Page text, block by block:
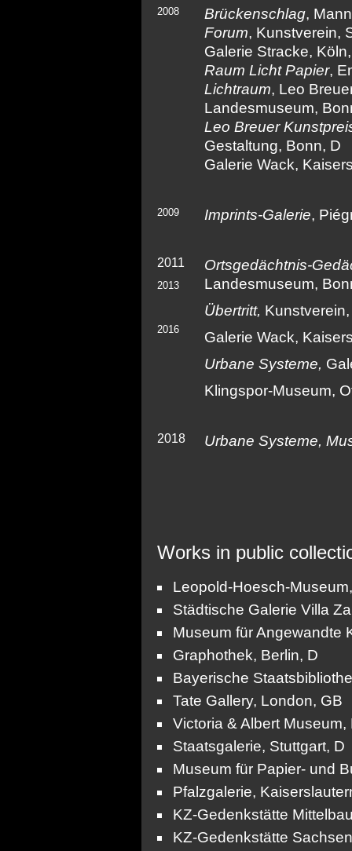
2008 Brückenschlag,
Forum, Kunstverein,
Galerie Stracke,
Raum Licht Papier,
Lichtraum, Leo
Landesmuseum,
Leo Breuer
Gestaltung, Bonn, D
Galerie Wack,
2009 Imprints-Galerie,
2011
2013
2016
Ortsgedächtnis-
Landesmuseum,
Übertritt,
Galerie Wack,
Urbane Systeme,
Klingspor-Museum,
2018 Urbane Systeme,
Works in public
Leopold-Hoesch-
Städtische Galerie Villa
Museum für Angewandte
Graphothek, Berlin, D
Bayerische
Tate Gallery, London, GB
Victoria & Albert
Staatsgalerie, Stuttgart, D
Museum für Papier- und
Pfalzgalerie,
KZ-Gedenkstätte
KZ-Gedenkstätte